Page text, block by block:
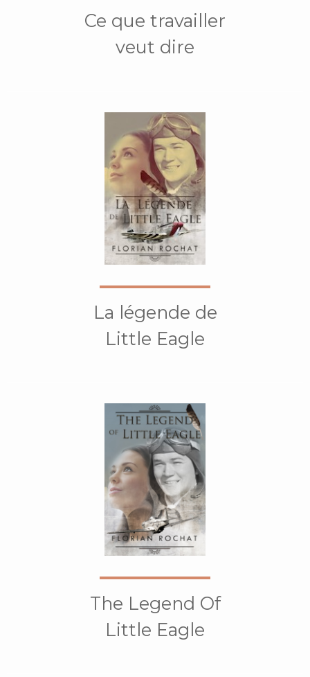
Ce que travailler
veut dire
La légende de
Little Eagle
The Legend Of
Little Eagle